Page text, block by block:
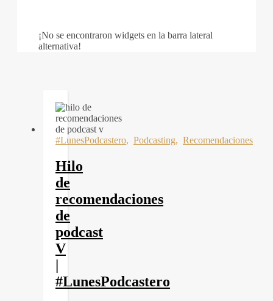
¡No se encontraron widgets en la barra lateral
alternativa!
#LunesPodcastero, Podcasting, Recomendaciones
Hilo
de
recomendaciones
de
podcast
V
|
#LunesPodcastero